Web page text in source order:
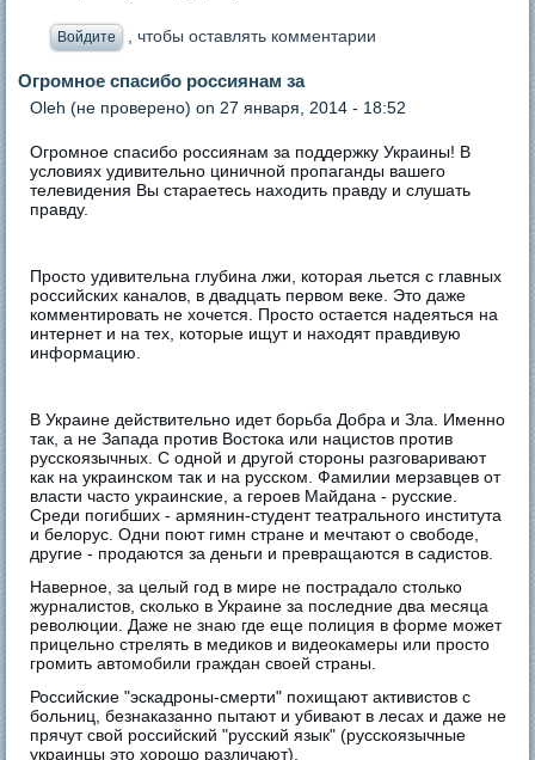
Войдите , чтобы оставлять комментарии
Огромное спасибо россиянам за
Oleh (не проверено) on 27 января, 2014 - 18:52
Огромное спасибо россиянам за поддержку Украины! В
условиях удивительно циничной пропаганды вашего
телевидения Вы стараетесь находить правду и слушать
правду.
Просто удивительна глубина лжи, которая льется с главных
российских каналов, в двадцать первом веке. Это даже
комментировать не хочется. Просто остается надеяться на
интернет и на тех, которые ищут и находят правдивую
информацию.
В Украине действительно идет борьба Добра и Зла. Именно
так, а не Запада против Востока или нацистов против
русскоязычных. С одной и другой стороны разговаривают
как на украинском так и на русском. Фамилии мерзавцев от
власти часто украинские, а героев Майдана - русские.
Среди погибших - армянин-студент театрального института
и белорус. Одни поют гимн стране и мечтают о свободе,
другие - продаются за деньги и превращаются в садистов.
Наверное, за целый год в мире не пострадало столько
журналистов, сколько в Украине за последние два месяца
революции. Даже не знаю где еще полиция в форме может
прицельно стрелять в медиков и видеокамеры или просто
громить автомобили граждан своей страны.
Российские "эскадроны-смерти" похищают активистов с
больниц, безнаказанно пытают и убивают в лесах и даже не
прячут свой российский "русский язык" (русскоязычные
украинцы это хорошо различают).